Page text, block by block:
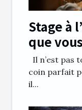
Stage à
que
propos
Il n’est pas
coin parfait
il...